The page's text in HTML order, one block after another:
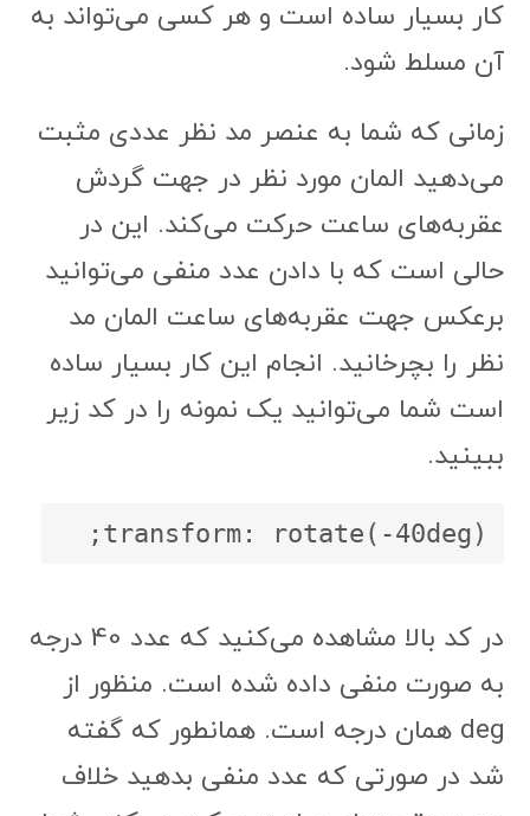
کار بسیار ساده است و هر کسی می‌تواند به
آن مسلط شود.
زمانی که شما به عنصر مد نظر عددی مثبت
می‌دهید المان مورد نظر در جهت گردش
عقربه‌های ساعت حرکت می‌کند. این در
حالی است که با دادن عدد منفی می‌توانید
برعکس جهت عقربه‌های ساعت المان مد
نظر را بچرخانید. انجام این کار بسیار ساده
است شما می‌توانید یک نمونه را در کد زیر
ببینید.
transform: rotate(-40deg);
در کد بالا مشاهده می‌کنید که عدد 40 درجه
به صورت منفی داده شده است. منظور از
deg همان درجه است. همانطور که گفته
شد در صورتی که عدد منفی بدهید خلاف